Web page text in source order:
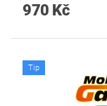
970 Kč
Tip